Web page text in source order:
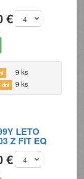
€
9 ks
dni 9 ks
LETO
Z FIT EQ
€